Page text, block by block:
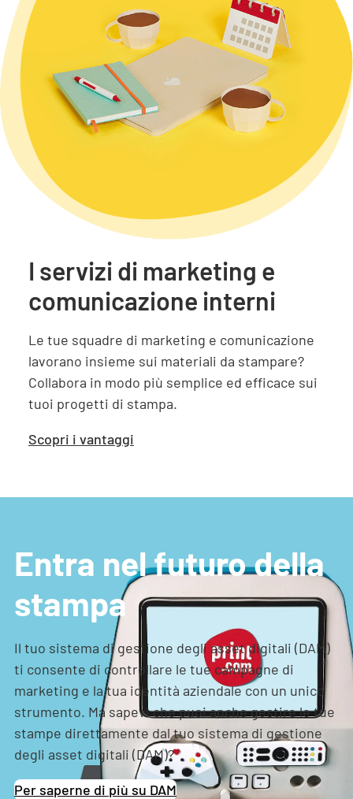
I servizi di marketing e
comunicazione interni
Le tue squadre di marketing e comunicazione
lavorano insieme sui materiali da stampare?
Collabora in modo più semplice ed efficace sui
tuoi progetti di stampa.
Scopri i vantaggi
Entra nel futuro della
stampa
Il tuo sistema di gestione degli asset digitali (DAM)
ti consente di controllare le tue campagne di
marketing e la tua identità aziendale con un unico
strumento. Ma sapevi che puoi anche gestire le tue
stampe direttamente dal tuo sistema di gestione
degli asset digitali (DAM)?
Per saperne di più su DAM